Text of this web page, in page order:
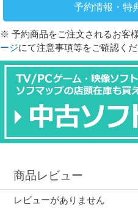
予約情報・特
※ 予約商品をご注文されるお客
ージにて注意事項等をご確認くだ
商品レビュー
レビューがありません